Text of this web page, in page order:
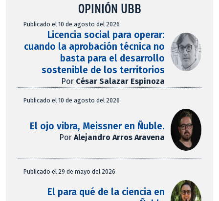
OPINIÓN UBB
Publicado el 10 de agosto del 2026
Licencia social para operar:
cuando la aprobación técnica no
basta para el desarrollo
sostenible de los territorios
Por César Salazar Espinoza
Publicado el 10 de agosto del 2026
El ojo vibra, Meissner en Ñuble.
PorAlejandro Arros Aravena
Publicado el 29 de mayo del 2026
El para qué de la ciencia en